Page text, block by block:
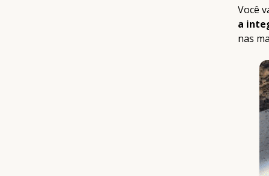
Você
a
nas